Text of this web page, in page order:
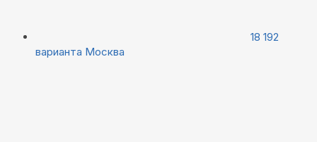
18 192
варианта Москва